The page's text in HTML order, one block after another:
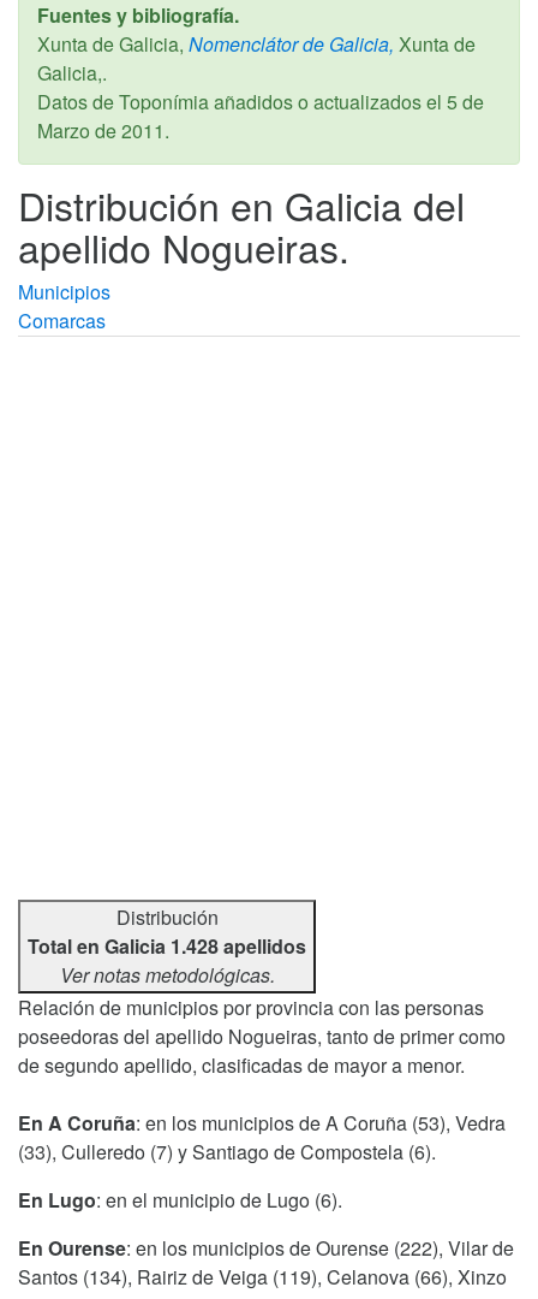
Fuentes y bibliografía.
Xunta de Galicia, Nomenclátor de Galicia, Xunta de
Galicia,.
Datos de Toponímia añadidos o actualizados el 5 de
Marzo de 2011.
Distribución en Galicia del
apellido Nogueiras.
Municipios
Comarcas
Distribución
Total en Galicia 1.428 apellidos
Ver notas metodológicas.
Relación de municipios por provincia con las personas
poseedoras del apellido Nogueiras, tanto de primer como
de segundo apellido, clasificadas de mayor a menor.
En A Coruña: en los municipios de A Coruña (53), Vedra
(33), Culleredo (7) y Santiago de Compostela (6).
En Lugo: en el municipio de Lugo (6).
En Ourense: en los municipios de Ourense (222), Vilar de
Santos (134), Rairiz de Veiga (119), Celanova (66), Xinzo